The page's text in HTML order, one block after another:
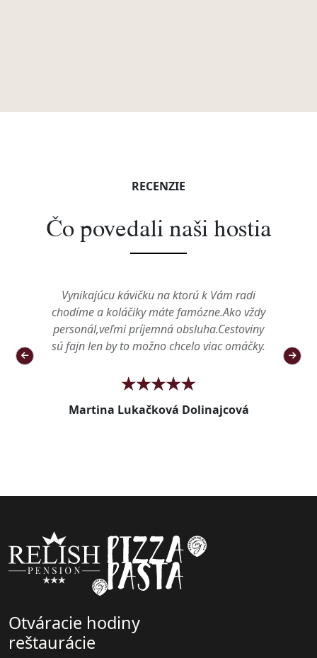
Čo povedali naši hostia
RECENZIE
Vynikajúcu kávičku na ktorú k Vám radi
chodíme a koláčiky máte famózne.Ako vždy
personál,veľmi príjemná obsluha.Cestoviny
sú fajn len by to možno chcelo viac omáčky.
Martina Lukačková Dolinajcová
Otváracie hodiny
reštaurácie